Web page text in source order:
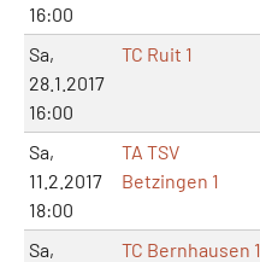
16:00
Sa,
28.1.2017
16:00
TC Ruit 1
Sa,
11.2.2017
18:00
TA TSV
Betzingen 1
Sa,
TC Bernhausen 1